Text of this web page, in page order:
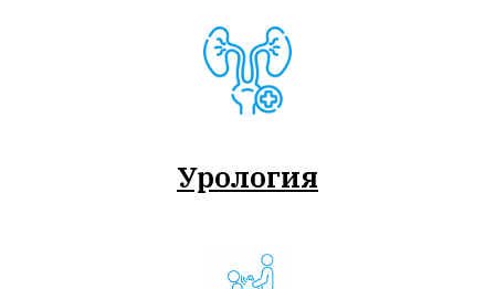
Урология